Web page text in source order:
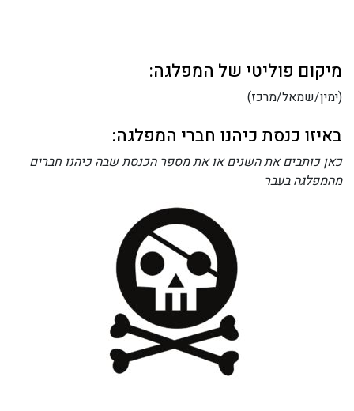
מיקום פוליטי של המפלגה:
(ימין/שמאל/מרכז)
באיזו כנסת כיהנו חברי המפלגה:
כאן כותבים את השנים או את מספר הכנסת שבה כיהנו חברים
מהמפלגה בעבר